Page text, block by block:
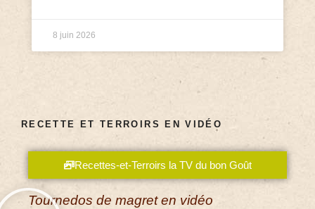
8 juin 2026
RECETTE ET TERROIRS EN VIDÉO
Recettes-et-Terroirs la TV du bon Goût
Tournedos de magret en vidéo